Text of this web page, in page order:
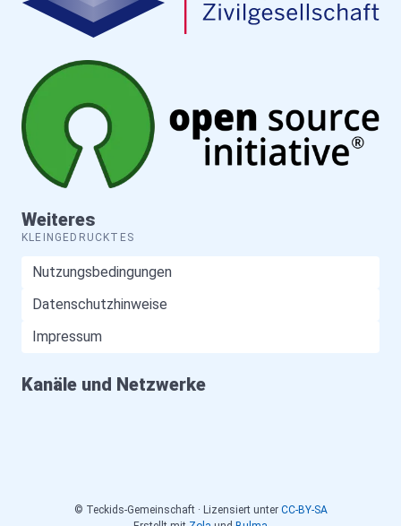
Weiteres
KLEINGEDRUCKTES
Nutzungsbedingungen
Datenschutzhinweise
Impressum
Kanäle und Netzwerke
© Teckids-Gemeinschaft · Lizensiert unter CC-BY-SA